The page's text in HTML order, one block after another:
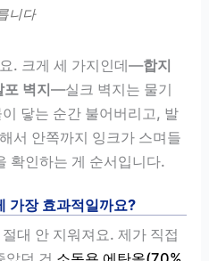
니다
. 크게 세 가지인데—합지
벽지—실크 벽지는 물기
닿는 순간 불어버리고, 발
서 안쪽까지 잉크가 스며들
확인하는 게 순서입니다.
가장 효과적일까요?
대 안 지워져요. 제가 직접